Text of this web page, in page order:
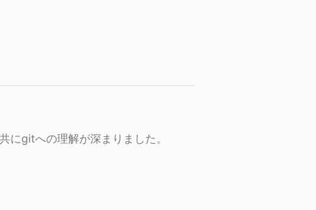
にgitへの理解が深まりました。